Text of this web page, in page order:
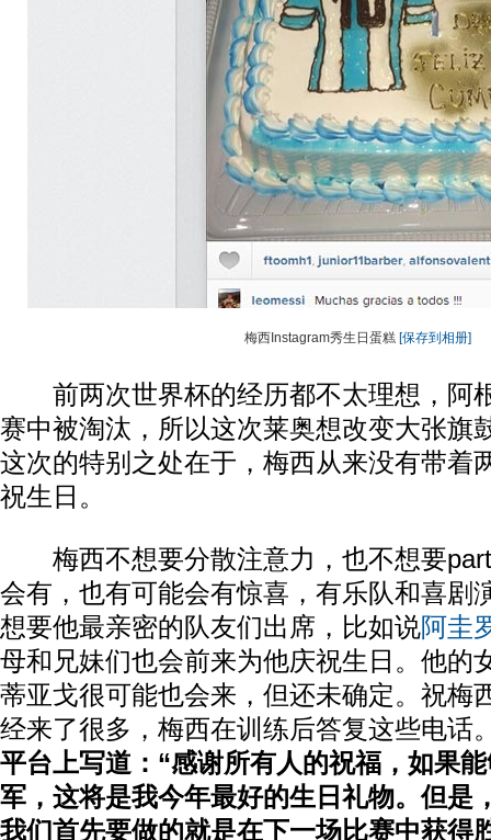
梅西Instagram秀生日蛋糕 [保存到相册]
前两次世界杯的经历都不太理想，阿
赛中被淘汰，所以这次莱奥想改变大张旗
这次的特别之处在于，梅西从来没有带着
祝生日。
梅西不想要分散注意力，也不想要
会有，也有可能会有惊喜，有乐队和喜剧
想要他最亲密的队友们出席，比如说阿圭
母和兄妹们也会前来为他庆祝生日。他的
蒂亚戈很可能也会来，但还未确定。祝梅
经来了很多，梅西在训练后答复这些电话
平台上写道：“感谢所有人的祝福，如果
军，这将是我今年最好的生日礼物。但是
我们首先要做的就是在下一场比赛中获得